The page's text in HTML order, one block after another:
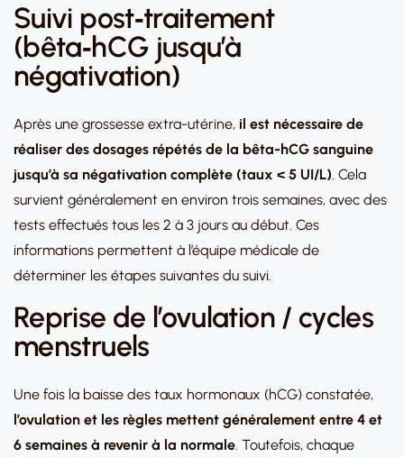
Suivi post‑traitement
(bêta‑hCG jusqu’à
négativation)
Après une grossesse extra-utérine, il est nécessaire de
réaliser des dosages répétés de la bêta-hCG sanguine
jusqu’à sa négativation complète (taux < 5 UI/L). Cela
survient généralement en environ trois semaines, avec des
tests effectués tous les 2 à 3 jours au début. Ces
informations permettent à l’équipe médicale de
déterminer les étapes suivantes du suivi.
Reprise de l’ovulation / cycles
menstruels
Une fois la baisse des taux hormonaux (hCG) constatée,
l’ovulation et les règles mettent généralement entre 4 et
6 semaines à revenir à la normale. Toutefois, chaque